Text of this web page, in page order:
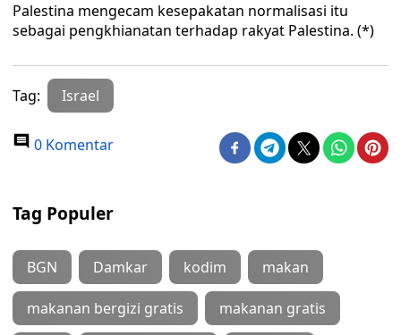
Palestina mengecam kesepakatan normalisasi itu
sebagai pengkhianatan terhadap rakyat Palestina. (*)
Tag: Israel
0 Komentar
Tag Populer
BGN Damkar kodim makan
makanan bergizi gratis makanan gratis